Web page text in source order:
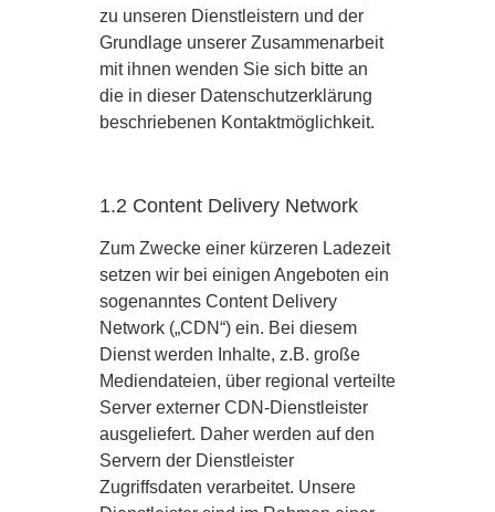
zu unseren Dienstleistern und der
Grundlage unserer Zusammenarbeit
mit ihnen wenden Sie sich bitte an
die in dieser Datenschutzerklärung
beschriebenen Kontaktmöglichkeit.
1.2 Content Delivery Network
Zum Zwecke einer kürzeren Ladezeit
setzen wir bei einigen Angeboten ein
sogenanntes Content Delivery
Network („CDN“) ein. Bei diesem
Dienst werden Inhalte, z.B. große
Mediendateien, über regional verteilte
Server externer CDN-Dienstleister
ausgeliefert. Daher werden auf den
Servern der Dienstleister
Zugriffsdaten verarbeitet. Unsere